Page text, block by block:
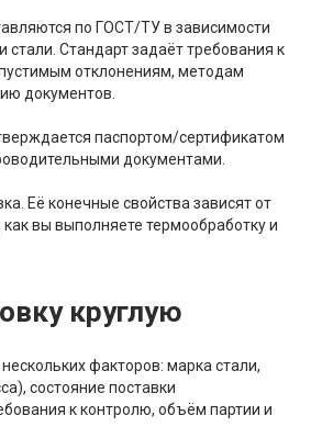
по ГОСТ/ТУ в зависимости
стали. Стандарт задаёт требования к
отклонениям, методам
документов.
паспортом/сертификатом
документами.
Её конечные свойства зависят от
как вы выполняете термообработку и
круглую
факторов: марка стали,
состояние поставки
к контролю, объём партии и